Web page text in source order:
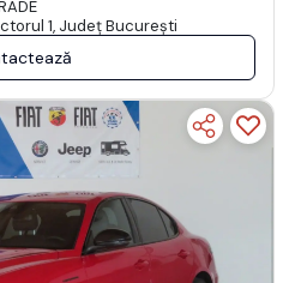
1, Județ București